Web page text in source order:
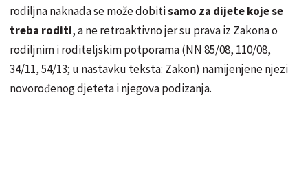
rodiljna naknada se može dobitisamo za dijete koje se
treba roditi, a ne retroaktivno jer su prava iz Zakona o
rodiljnim i roditeljskim potporama (NN 85/08, 110/08,
34/11, 54/13; u nastavku teksta: Zakon) namijenjene njezi
novorođenog djeteta i njegova podizanja.